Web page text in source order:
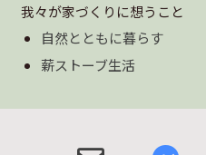
我々が家づくりに想うこと
自然とともに暮らす
薪ストーブ生活